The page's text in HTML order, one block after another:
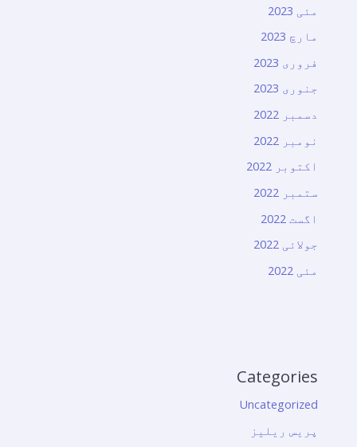
مئی 2023
مارچ 2023
فروری 2023
جنوری 2023
دسمبر 2022
نومبر 2022
اکتوبر 2022
ستمبر 2022
اگست 2022
جولائی 2022
مئی 2022
Categories
Uncategorized
پریس ریلیز